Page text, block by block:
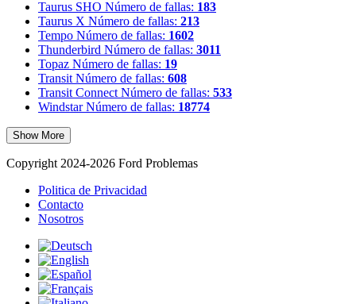
Taurus SHO Número de fallas: 183
Taurus X Número de fallas: 213
Tempo Número de fallas: 1602
Thunderbird Número de fallas: 3011
Topaz Número de fallas: 19
Transit Número de fallas: 608
Transit Connect Número de fallas: 533
Windstar Número de fallas: 18774
Show More
Copyright 2024-2026 Ford Problemas
Politica de Privacidad
Contacto
Nosotros